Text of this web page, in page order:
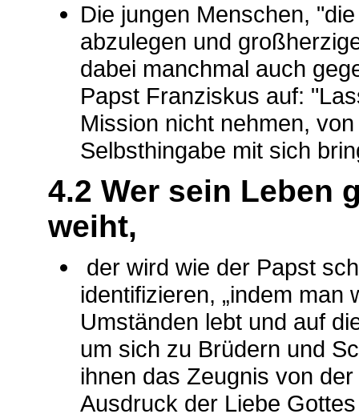
Die jungen Menschen,
abzulegen und
dabei manchmal auch
Papst Franziskus auf:
Mission nicht nehmen,
Selbsthingabe mit sich
4.2 Wer sein Leben
weiht,
der wird wie der Papst
identifizieren, „indem
Umständen lebt und auf
um sich zu Brüdern und
ihnen das Zeugnis von
Ausdruck der Liebe